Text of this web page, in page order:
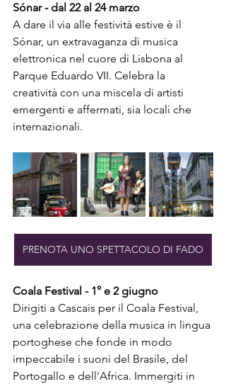
Sónar - dal 22 al 24 marzo
A dare il via alle festività estive è il
Sónar, un extravaganza di musica
elettronica nel cuore di Lisbona al
Parque Eduardo VII. Celebra la
creatività con una miscela di artisti
emergenti e affermati, sia locali che
internazionali.
PRENOTA UNO SPETTACOLO DI FADO
Coala Festival - 1° e 2 giugno
Dirigiti a Cascais per il Coala Festival,
una celebrazione della musica in lingua
portoghese che fonde in modo
impeccabile i suoni del Brasile, del
Portogallo e dell'Africa. Immergiti in